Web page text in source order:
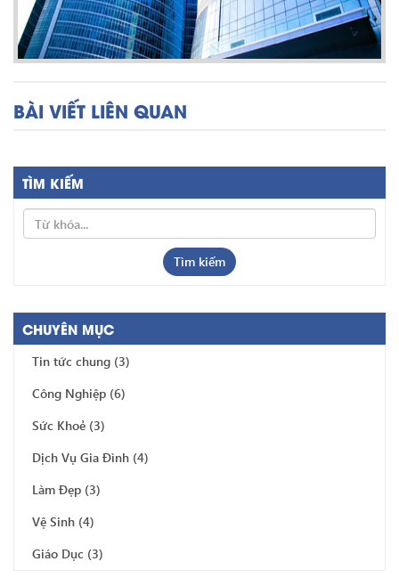
BÀI VIẾT LIÊN QUAN
TÌM KIẾM
Tìm kiếm
CHUYÊN MỤC
Tin tức chung (3)
Công Nghiệp (6)
Sức Khoẻ (3)
Dịch Vụ Gia Đình (4)
Làm Đẹp (3)
Vệ Sinh (4)
Giáo Dục (3)